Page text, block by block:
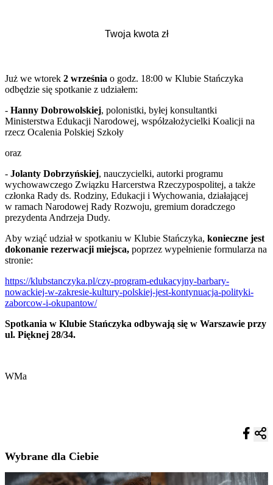
Już we wtorek 2 września o godz. 18:00 w Klubie Stańczyka
odbędzie się spotkanie z udziałem:
- Hanny Dobrowolskiej, polonistki, byłej konsultantki
Ministerstwa Edukacji Narodowej, współzałożycielki Koalicji na
rzecz Ocalenia Polskiej Szkoły
oraz
- Jolanty Dobrzyńskiej, nauczycielki, autorki programu
wychowawczego Związku Harcerstwa Rzeczypospolitej, a także
członka Rady ds. Rodziny, Edukacji i Wychowania, działającej
w ramach Narodowej Rady Rozwoju, gremium doradczego
prezydenta Andrzeja Dudy.
Aby wziąć udział w spotkaniu w Klubie Stańczyka, konieczne jest
dokonanie rezerwacji miejsca, poprzez wypełnienie formularza na
stronie:
https://klubstanczyka.pl/czy-program-edukacyjny-barbary-
nowackiej-w-zakresie-kultury-polskiej-jest-kontynuacja-polityki-
zaborcow-i-okupantow/
Spotkania w Klubie Stańczyka odbywają się w Warszawie przy
ul. Pięknej 28/34.
WMa
Wybrane dla Ciebie